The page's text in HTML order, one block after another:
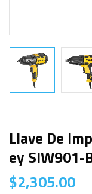
Llave De
Ey SIW901-
$2,305.00